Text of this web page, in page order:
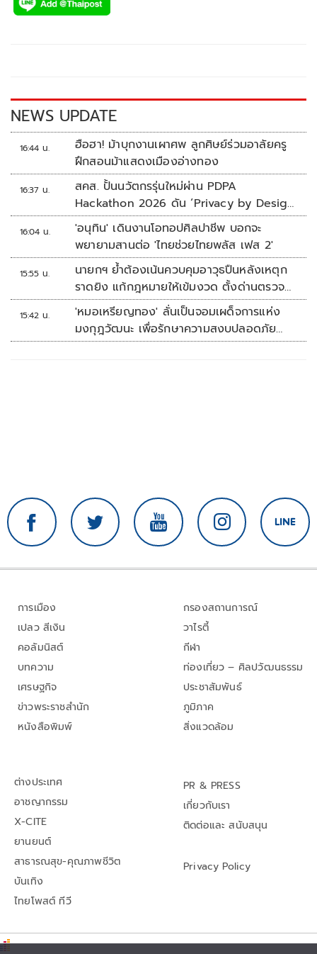
e
k
tt p
k
NEWS UPDATE
16:44 น.
ฮือฮา! ม้าบุกงานเผาศพ ลูกศิษย์ร่วมอาลัยครู
ฝึกสอนม้าแสดงเมืองอ่างทอง
16:37 น.
สคส. ปั้นนวัตกรรุ่นใหม่ผ่าน PDPA
Hackathon 2026 ดัน ‘Privacy by Design
for all’ สู่โซลูชันคุ้มครองข้อมูลส่วนบุคคลที่
ใช้ได้จริง
16:04 น.
'อนุทิน' เดินงานโอทอปศิลปาชีพ บอกจะ
พยายามสานต่อ 'ไทยช่วยไทยพลัส เฟส 2'
15:55 น.
นายกฯ ย้ำต้องเน้นควบคุมอาวุธปืนหลังเหตุก
ราดยิง แก้กฎหมายให้เข้มงวด ตั้งด่านตรวจ
เพิ่ม
15:42 น.
'หมอเหรียญทอง' ลั่นเป็นจอมเผด็จการแห่ง
มงกุฎวัฒนะ เพื่อรักษาความสงบปลอดภัย
ภายในรพ.
การเมือง
เปลว สีเงิน
คอลัมนิสต์
บทความ
เศรษฐกิจ
ข่าวพระราชสำนัก
หนังสือพิมพ์
กรองสถานการณ์
วาไรตี้
กีฬา
ท่องเที่ยว – ศิลปวัฒนธรรม
ประชาสัมพันธ์
ภูมิภาค
สิ่งแวดล้อม
ต่างประเทศ
อาชญากรรม
X-CITE
ยานยนต์
สาธารณสุข-คุณภาพชีวิต
บันเทิง
ไทยโพสต์ ทีวี
PR & PRESS
เกี่ยวกับเรา
ติดต่อและ สนับสนุน
Privacy Policy